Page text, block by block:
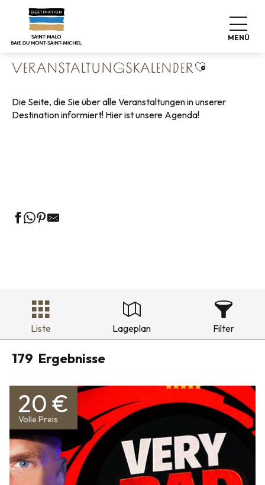
contenu
MENÜ
Startseite
Veranstaltungskalender
VERANSTALTUNGSKALENDERAjouter aux
Die Seite, die Sie über alle Veranstaltungen in unserer
Destination informiert! Hier ist unsere Agenda!
Liste Lageplan Filter
179 Ergebnisse
20 €
Volle Preis